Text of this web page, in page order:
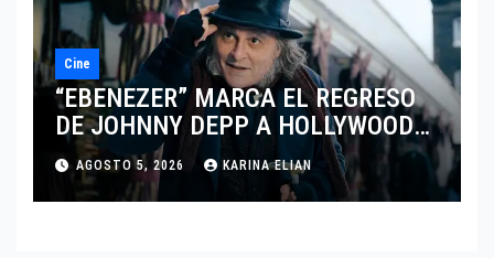
Cine
“EBENEZER” MARCA EL REGRESO
DE JOHNNY DEPP A HOLLYWOOD
TRAS SU PASO POR EL CINE
INDEPENDIENTE EUROPEO
AGOSTO 5, 2026 KARINA ELIAN